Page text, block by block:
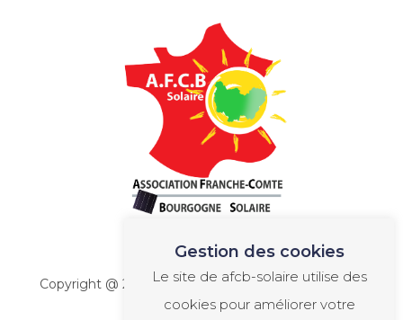
Copyright @ 2022 -AFCB Solaire- Mentions légales
Gestion des cookies
Le site de afcb-solaire utilise des
cookies pour améliorer votre